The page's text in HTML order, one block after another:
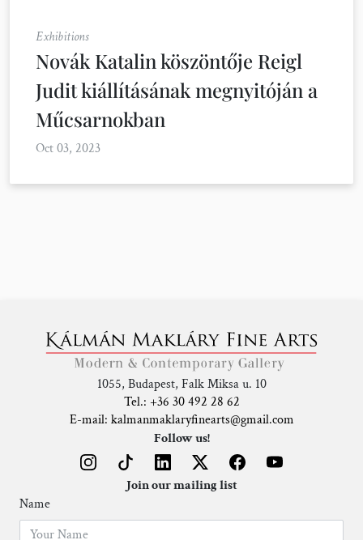
Exhibitions
Novák Katalin köszöntője Reigl
Judit kiállításának megnyitóján a
Műcsarnokban
Oct 03, 2023
1055, Budapest, Falk Miksa u. 10
Tel.: +36 30 492 28 62
E-mail: kalmanmaklaryfinearts@gmail.com
Follow us!
Join our mailing list
Name